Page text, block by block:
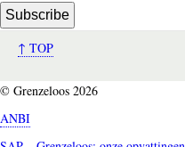
↑ TOP
© Grenzeloos 2026
ANBI